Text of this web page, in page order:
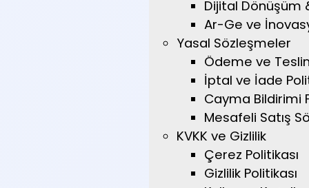
Dijital Dönüşüm
Ar-Ge ve
Yasal Sözleşmeler
Ödeme ve
İptal ve İade
Cayma Bildirimi
Mesafeli Satış
KVKK ve Gizlilik
Çerez Politikası
Gizlilik Politikası